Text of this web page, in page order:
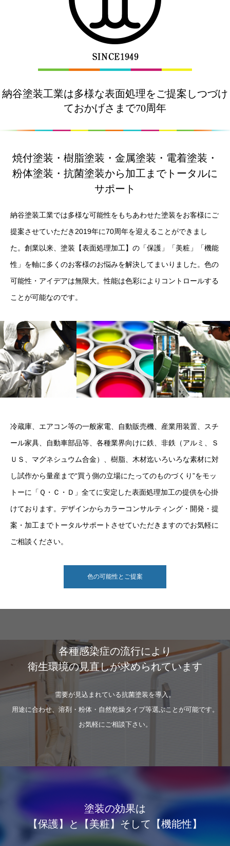
納谷塗装工業は多様な表面処理をご提案しつづけ
ておかげさまで70周年
焼付塗装・樹脂塗装・金属塗装・電着塗装・
粉体塗装・抗菌塗装から加工までトータルに
サポート
納谷塗装工業では多様な可能性をもちあわせた塗装をお客様にご
提案させていただき2019年に70周年を迎えることができまし
た。創業以来、塗装【表面処理加工】の「保護」「美粧」「機能
性」を軸に多くのお客様のお悩みを解決してまいりました。色の
可能性・アイデアは無限大。性能は色彩によりコントロールする
ことが可能なのです。
冷蔵庫、エアコン等の一般家電、自動販売機、産業用装置、スチ
ール家具、自動車部品等、各種業界向けに鉄、非鉄（アルミ、Ｓ
ＵＳ、マグネシュウム合金）、樹脂、木材迄いろいろな素材に対
し試作から量産まで“買う側の立場にたってのものづくり”をモッ
トーに「Ｑ・Ｃ・Ｄ」全てに安定した表面処理加工の提供を心掛
けております。デザインからカラーコンサルティング・開発・提
案・加工までトータルサポートさせていただきますのでお気軽に
ご相談ください。
色の可能性とご提案
各種感染症の流行により
衛生環境の見直しが求められています
需要が見込まれている抗菌塗装を導入。
用途に合わせ、溶剤・粉体・自然乾燥タイプ等選ぶことが可能です。
お気軽にご相談下さい。
塗装の効果は
【保護】と【美粧】そして【機能性】